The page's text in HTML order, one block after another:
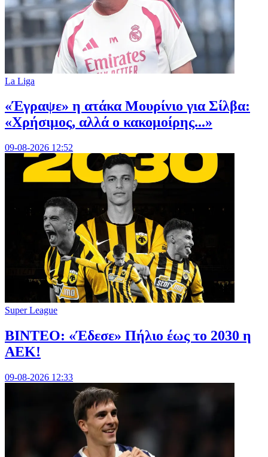
La Liga
«Έγραψε» η ατάκα Μουρίνιο για Σίλβα:
«Χρήσιμος, αλλά ο κακομοίρης...»
09-08-2026 12:52
Super League
ΒΙΝΤΕΟ: «Έδεσε» Πήλιο έως το 2030 η
ΑΕΚ!
09-08-2026 12:33